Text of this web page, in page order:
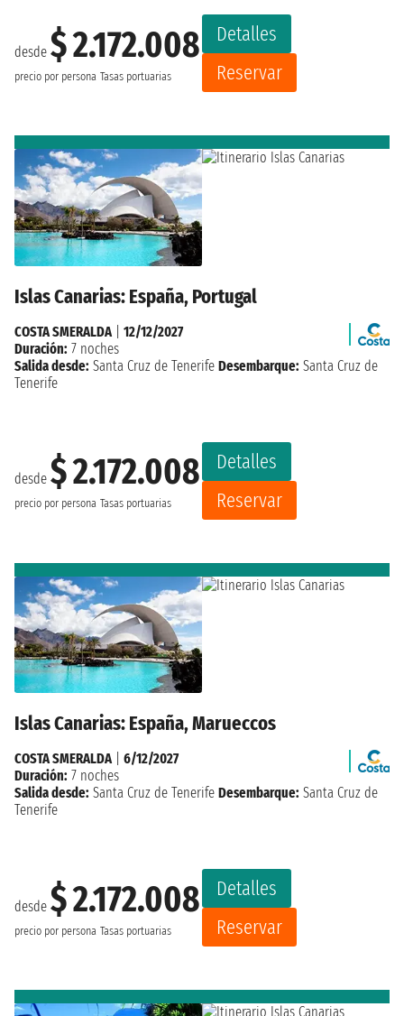
desde $ 2.172.008
precio por persona Tasas portuarias
Detalles
Reservar
Islas Canarias: España, Portugal
desde $ 2.172.008
precio por persona Tasas portuarias
Detalles
Reservar
COSTA SMERALDA| 12/12/2027
Duración: 7 noches
Salida desde: Santa Cruz de Tenerife Desembarque: Santa Cruz de
Tenerife
Islas Canarias: España, Marueccos
desde $ 2.172.008
precio por persona Tasas portuarias
Detalles
Reservar
COSTA SMERALDA| 6/12/2027
Duración: 7 noches
Salida desde: Santa Cruz de Tenerife Desembarque: Santa Cruz de
Tenerife